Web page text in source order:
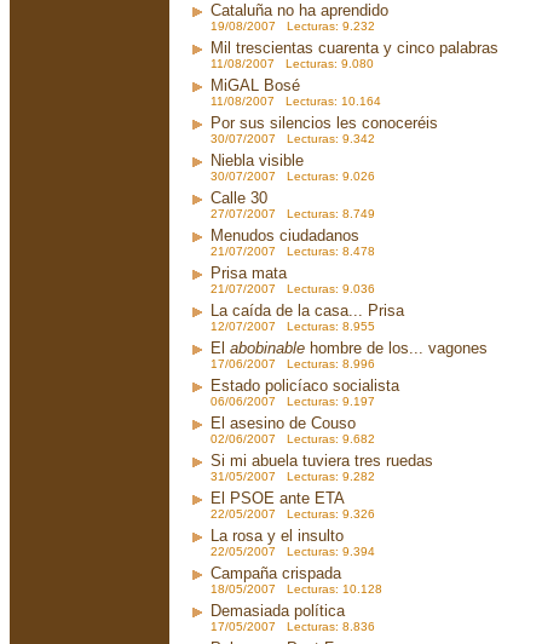
Cataluña no ha aprendido
19/08/2007 Lecturas: 9.232
Mil trescientas cuarenta y cinco palabras
11/08/2007 Lecturas: 9.080
MiGAL Bosé
11/08/2007 Lecturas: 10.164
Por sus silencios les conoceréis
30/07/2007 Lecturas: 9.342
Niebla visible
30/07/2007 Lecturas: 9.026
Calle 30
27/07/2007 Lecturas: 8.749
Menudos ciudadanos
21/07/2007 Lecturas: 8.478
Prisa mata
21/07/2007 Lecturas: 9.036
La caída de la casa... Prisa
12/07/2007 Lecturas: 8.955
El abobinable hombre de los... vagones
17/06/2007 Lecturas: 8.996
Estado policíaco socialista
06/06/2007 Lecturas: 9.197
El asesino de Couso
02/06/2007 Lecturas: 9.682
Si mi abuela tuviera tres ruedas
31/05/2007 Lecturas: 9.282
El PSOE ante ETA
22/05/2007 Lecturas: 9.326
La rosa y el insulto
22/05/2007 Lecturas: 9.394
Campaña crispada
18/05/2007 Lecturas: 10.128
Demasiada política
17/05/2007 Lecturas: 8.836